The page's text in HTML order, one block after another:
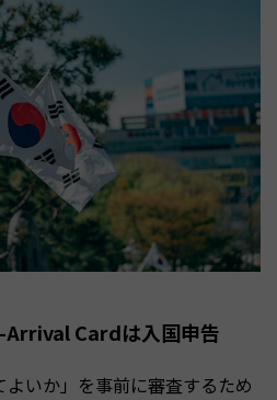
Arrival Cardは入国申告
よいか」を事前に審査するため